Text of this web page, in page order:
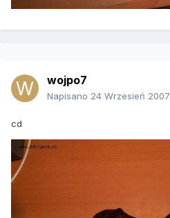
wojpo7
Napisano 24 Wrzesień 2007
cd